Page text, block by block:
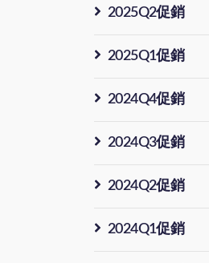
2025Q2促銷
2025Q1促銷
2024Q4促銷
2024Q3促銷
2024Q2促銷
2024Q1促銷